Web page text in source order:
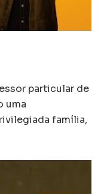
particular de
uma
família,